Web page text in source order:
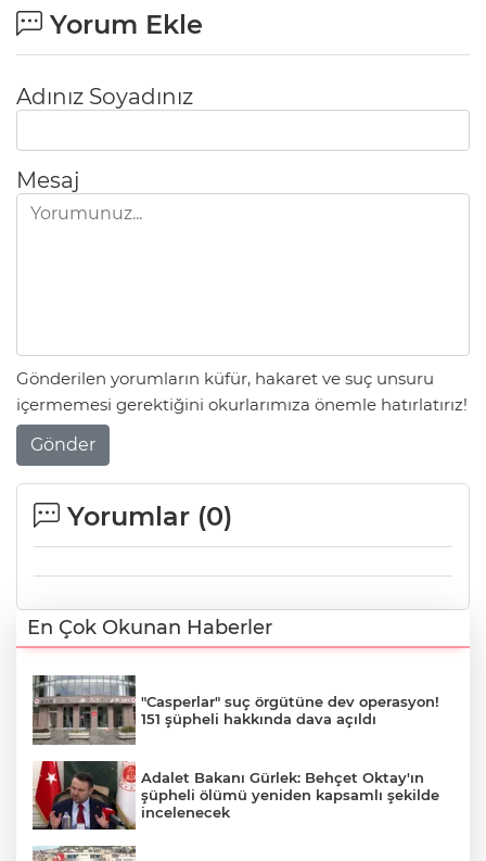
Yorum Ekle
Adınız Soyadınız
Mesaj
Gönderilen yorumların küfür, hakaret ve suç unsuru
içermemesi gerektiğini okurlarımıza önemle hatırlatırız!
Gönder
Yorumlar (0)
En Çok Okunan Haberler
"Casperlar" suç örgütüne dev operasyon!
151 şüpheli hakkında dava açıldı
Adalet Bakanı Gürlek: Behçet Oktay'ın
şüpheli ölümü yeniden kapsamlı şekilde
incelenecek